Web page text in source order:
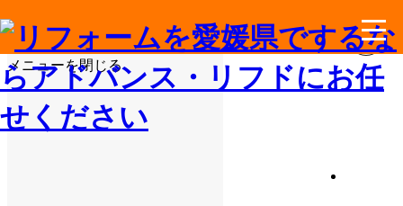
メニューを閉じる